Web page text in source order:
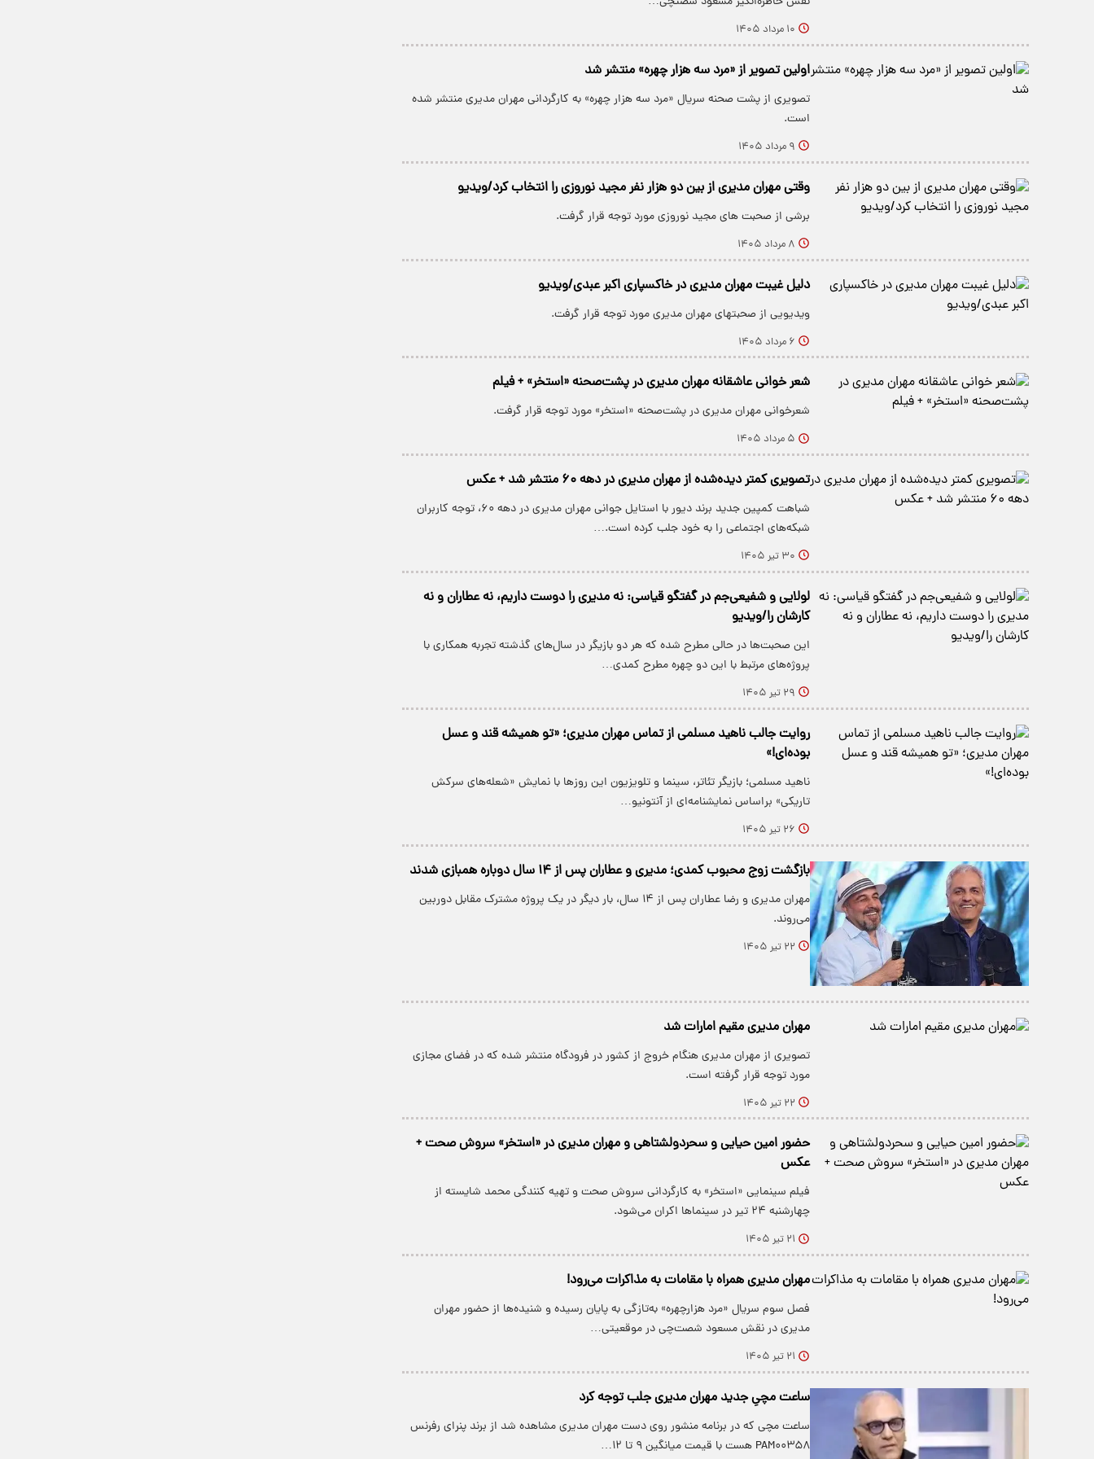
۱۰ مرداد ۱۴۰۵
اولین تصویر از «مرد سه هزار چهره» منتشر شد
تصویری از پشت صحنه سریال «مرد سه هزار چهره» به کارگردانی مهران مدیری منتشر شده
است.
۹ مرداد ۱۴۰۵
وقتی مهران مدیری از بین دو هزار نفر مجید نوروزی را انتخاب کرد/ویدیو
برشی از صحبت های مجید نوروزی مورد توجه قرار گرفت.
۸ مرداد ۱۴۰۵
دلیل غیبت مهران مدیری در خاکسپاری اکبر عبدی/ویدیو
ویدیویی از صحبتهای مهران مدیری مورد توجه قرار گرفت.
۶ مرداد ۱۴۰۵
شعر خوانی عاشقانه مهران مدیری در پشت‌صحنه «استخر» + فیلم
شعرخوانی مهران مدیری در پشت‌صحنه «استخر» مورد توجه قرار گرفت.
۵ مرداد ۱۴۰۵
تصویری کمتر دیده‌شده از مهران مدیری در دهه ۶۰ منتشر شد + عکس
شباهت کمپین جدید برند دیور با استایل جوانی مهران مدیری در دهه ۶۰، توجه کاربران
شبکه‌های اجتماعی را به خود جلب کرده است.…
۳۰ تیر ۱۴۰۵
لولایی و شفیعی‌جم در گفتگو قیاسی: نه مدیری را دوست داریم، نه عطاران و نه
کارشان را/ویدیو
این صحبت‌ها در حالی مطرح شده که هر دو بازیگر در سال‌های گذشته تجربه همکاری با
پروژه‌های مرتبط با این دو چهره مطرح کمدی…
۲۹ تیر ۱۴۰۵
روایت جالب ناهید مسلمی از تماس مهران مدیری؛ «تو همیشه قند و عسل
بوده‌ای!»
ناهید مسلمی؛ بازیگر تئاتر، سینما و تلویزیون این روزها با نمایش «شعله‌های سرکش
تاریکی» براساس نمایشنامه‌ای از آنتونیو…
۲۶ تیر ۱۴۰۵
بازگشت زوج محبوب کمدی؛ مدیری و عطاران پس از ۱۴ سال دوباره همبازی شدند
مهران مدیری و رضا عطاران پس از ۱۴ سال، بار دیگر در یک پروژه مشترک مقابل دوربین
می‌روند.
۲۲ تیر ۱۴۰۵
مهران مدیری مقیم امارات شد
تصویری از مهران مدیری هنگام خروج از کشور در فرودگاه منتشر شده که در فضای مجازی
مورد توجه قرار گرفته است.
۲۲ تیر ۱۴۰۵
حضور امین حیایی و سحردولشتاهی و مهران مدیری در «استخر» سروش صحت +
عکس
فیلم سینمایی «استخر» به کارگردانی سروش صحت و تهیه کنندگی محمد شایسته از
چهارشنبه ۲۴ تیر در سینماها اکران می‌شود.
۲۱ تیر ۱۴۰۵
مهران مدیری همراه با مقامات به مذاکرات می‌رود!
فصل سوم سریال «مرد هزارچهره» به‌تازگی به پایان رسیده و شنیده‌ها از حضور مهران
مدیری در نقش مسعود شصت‌چی در موقعیتی…
۲۱ تیر ۱۴۰۵
ساعت مچیِ جدید مهران مدیری جلب‌ توجه کرد
ساعت مچی که در برنامه منشور روی دست مهران مدیری مشاهده شد از برند پنرای رفرنس
PAM۰۰۳۵۸ هست با قیمت میانگین ۹ تا ۱۲…